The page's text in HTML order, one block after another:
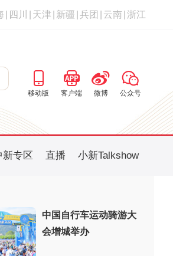
四川 天津 新疆 兵团 云南 浙江
移动版 客户端 微博 公众号
新专区 直播 小新Talkshow
中国自行车运动骑游大
会增城举办